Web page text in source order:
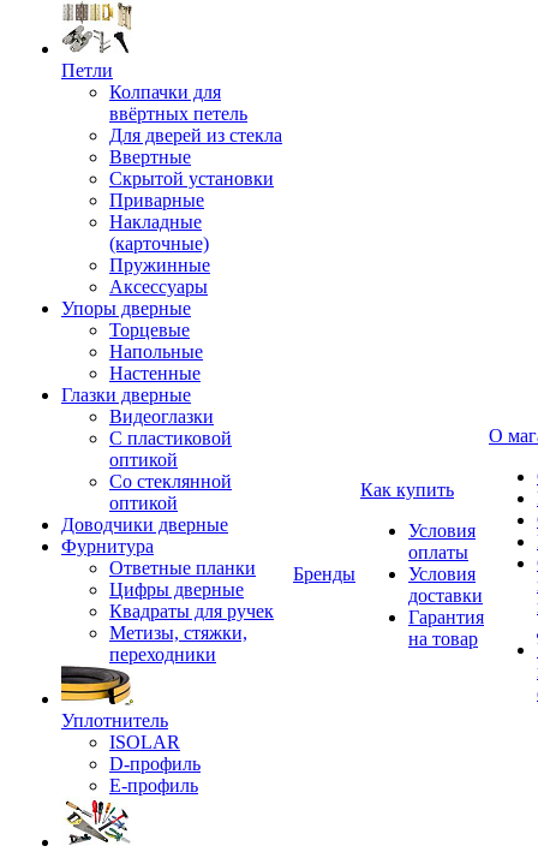
Петли
Колпачки для
ввёртных петель
Для дверей из стекла
Ввертные
Скрытой установки
Приварные
Накладные
(карточные)
Пружинные
Аксессуары
Упоры дверные
Торцевые
Напольные
Настенные
Глазки дверные
Видеоглазки
С пластиковой
оптикой
Со стеклянной
оптикой
Доводчики дверные
Фурнитура
Ответные планки
Цифры дверные
Квадраты для ручек
Метизы, стяжки,
переходники
Уплотнитель
ISOLAR
D-профиль
Е-профиль
Бренды
Как купить
Условия
оплаты
Условия
доставки
Гарантия
на товар
О